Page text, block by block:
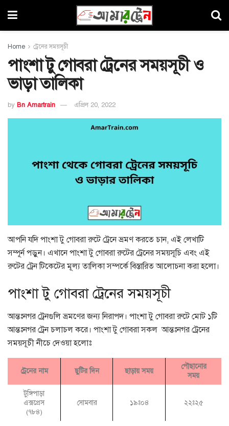
Home ট্রেনের সময়সূচী
পাংশা টু গোবরা ট্রেনের সময়সূচী ও
ভাড়া তালিকা
by Bn Amartrain এপ্রিল 20, 2022
আপনি যদি পাংশা টু গোবরা রুটে ট্রেনে ভ্রমণ করতে চান, এই লেখাটি
সম্পূর্ন পড়ুন। এখানে পাংশা টু গোবরা রুটের ট্রেনের সময়সূচি এবং এই
রুটের ট্রেন টিকেটের মূল্য তালিকা সম্পর্কে বিস্তারিত আলোচনা করা হলো।
পাংশা টু গোবরা ট্রেনের সময়সূচী
আন্তঃনগর ট্রেনগুলি ভ্রমণের জন্য নিরাপদ। পাংশা টু গোবরা রুটে মোট ১টি
আন্তঃনগর ট্রেন চলাচল করে। পাংশা টু গোবরা সকল আন্তঃনগর ট্রেনের
সময়সূচী নীচে দেওয়া হলোঃ
ট্রেনের নাম ছুটির দিন ছাড়ায় সময়
পৌছানোর
সময়
টুঙ্গিপাড়া
এক্সপ্রেস
(৭৮৪)
সোমবার ১৯ঃ০৪ ২২ঃ২৫